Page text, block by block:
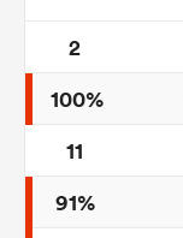
2
100%
11
91%